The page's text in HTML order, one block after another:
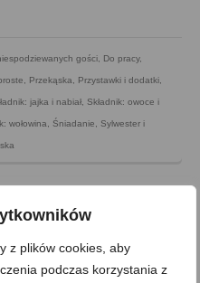
z plików cookies, aby
podczas korzystania z
gości Do pracy,
Przekąska Przystawki i dodatki
jajka i nabiał Składnik: owoce i
wołowina Śniadanie Sylwester i